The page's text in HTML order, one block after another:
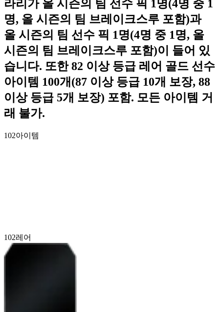
라리가 올 시즌의 팀 선수 픽 1명(4명 중 1
명, 올 시즌의 팀 브레이크스루 포함)과
올 시즌의 팀 선수 픽 1명(4명 중 1명, 올
시즌의 팀 브레이크스루 포함)이 들어 있
습니다. 또한 82 이상 등급 레어 골드 선수
아이템 100개(87 이상 등급 10개 보장, 88
이상 등급 5개 보장) 포함. 모든 아이템 거
래 불가.
102아이템
102레어